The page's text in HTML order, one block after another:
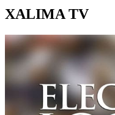
XALIMA TV